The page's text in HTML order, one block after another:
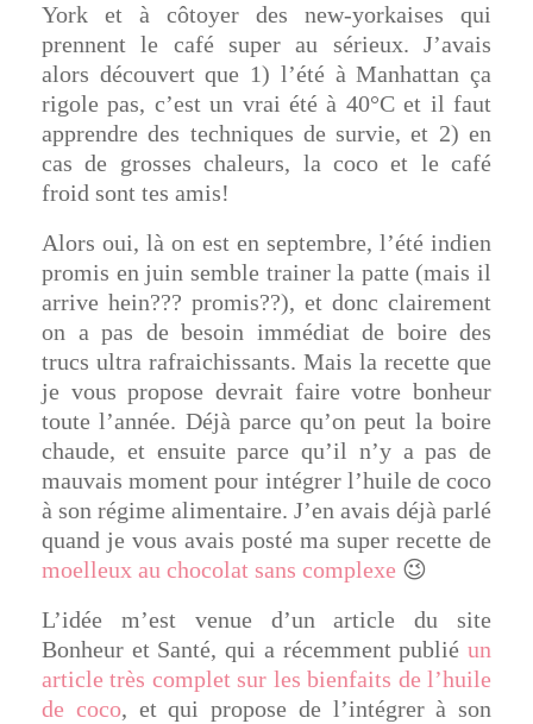
York et à côtoyer des new-yorkaises qui
prennent le café super au sérieux. J’avais
alors découvert que 1) l’été à Manhattan ça
rigole pas, c’est un vrai été à 40°C et il faut
apprendre des techniques de survie, et 2) en
cas de grosses chaleurs, la coco et le café
froid sont tes amis!
Alors oui, là on est en septembre, l’été indien
promis en juin semble trainer la patte (mais il
arrive hein??? promis??), et donc clairement
on a pas de besoin immédiat de boire des
trucs ultra rafraichissants. Mais la recette que
je vous propose devrait faire votre bonheur
toute l’année. Déjà parce qu’on peut la boire
chaude, et ensuite parce qu’il n’y a pas de
mauvais moment pour intégrer l’huile de coco
à son régime alimentaire. J’en avais déjà parlé
quand je vous avais posté ma super recette de
moelleux au chocolat sans complexe 😉
L’idée m’est venue d’un article du site
Bonheur et Santé, qui a récemment publié un
article très complet sur les bienfaits de l’huile
de coco, et qui propose de l’intégrer à son